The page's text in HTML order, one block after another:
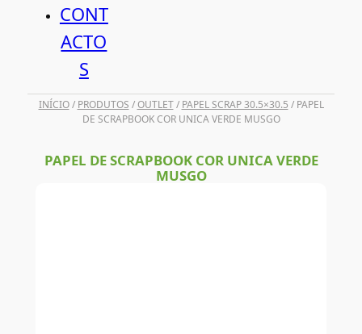
CONT
ACTO
S
INÍCIO/ PRODUTOS /OUTLET/ PAPEL SCRAP 30.5×30.5 / PAPEL
DE SCRAPBOOK COR UNICA VERDE MUSGO
PAPEL DE SCRAPBOOK COR UNICA VERDE
MUSGO